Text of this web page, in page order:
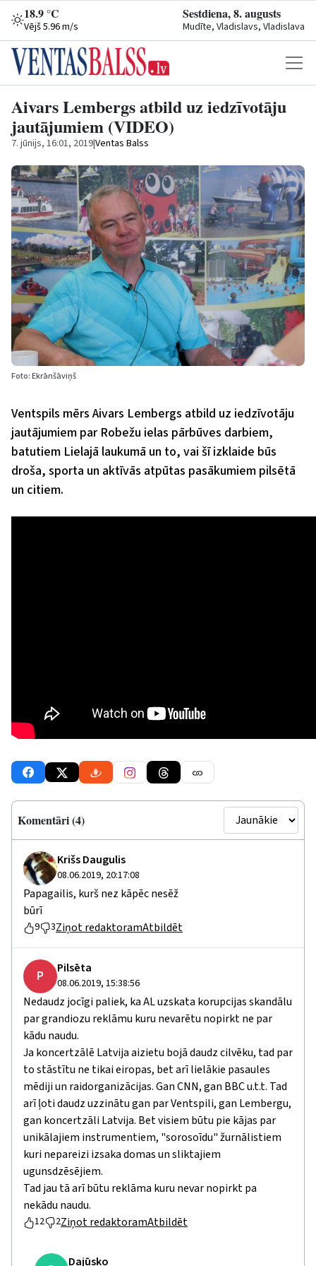
18.9 °C
Vējš 5.96 m/s
Sestdiena, 8. augusts
Mudīte, Vladislavs, Vladislava
Aivars Lembergs atbild uz iedzīvotāju
jautājumiem (VIDEO)
7. jūnijs, 16:01, 2019|Ventas Balss
Foto: Ekrānšāviņš
Ventspils mērs Aivars Lembergs atbild uz iedzīvotāju
jautājumiem par Robežu ielas pārbūves darbiem,
batutiem Lielajā laukumā un to, vai šī izklaide būs
droša, sporta un aktīvās atpūtas pasākumiem pilsētā
un citiem.
Komentāri (4)
Krišs Daugulis
08.06.2019, 20:17:08
Papagailis, kurš nez kāpēc nesēž
būrī
9 3Ziņot redaktoramAtbildēt
P Pilsēta
08.06.2019, 15:38:56
Nedaudz jocīgi paliek, ka AL uzskata korupcijas skandālu
par grandiozu reklāmu kuru nevarētu nopirkt ne par
kādu naudu.
Ja koncertzālē Latvija aizietu bojā daudz cilvēku, tad par
to stāstītu ne tikai eiropas, bet arī lielākie pasaules
mēdiji un raidorganizācijas. Gan CNN, gan BBC u.t.t. Tad
arī ļoti daudz uzzinātu gan par Ventspili, gan Lembergu,
gan koncertzāli Latvija. Bet visiem būtu pie kājas par
unikālajiem instrumentiem, "sorosoīdu" žurnālistiem
kuri nepareizi izsaka domas un sliktajiem
ugunsdzēsējiem.
Tad jau tā arī būtu reklāma kuru nevar nopirkt pa
nekādu naudu.
12 2Ziņot redaktoramAtbildēt
Dajūsko